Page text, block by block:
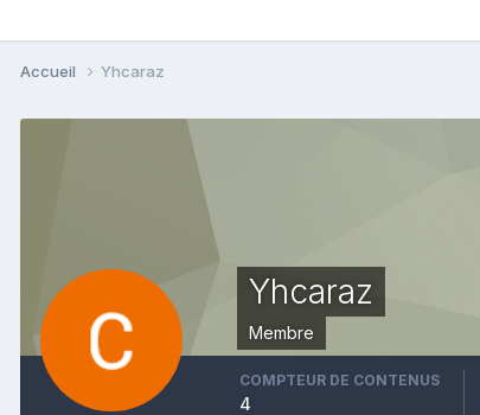
Accueil Yhcaraz
Yhcaraz
Membre
COMPTEUR DE CONTENUS
4